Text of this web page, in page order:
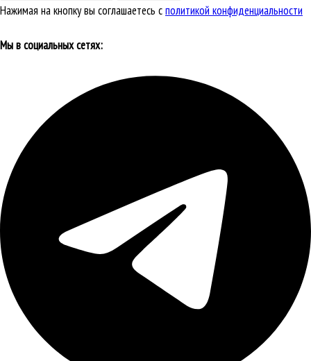
Нажимая на кнопку вы соглашаетесь сполитикой конфиденциальности
Мы в социальных сетях: